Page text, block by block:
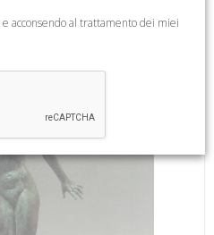
e acconsendo al trattamento dei miei